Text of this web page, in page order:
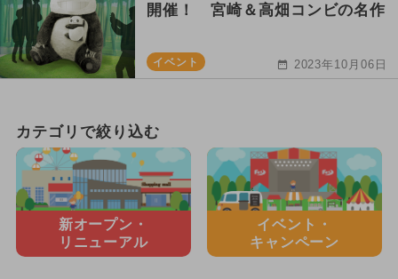
開催！ 宮崎＆高畑コンビの名作
イベント 2023年10月06日
カテゴリで絞り込む
新オープン・
リニューアル
イベント・
キャンペーン